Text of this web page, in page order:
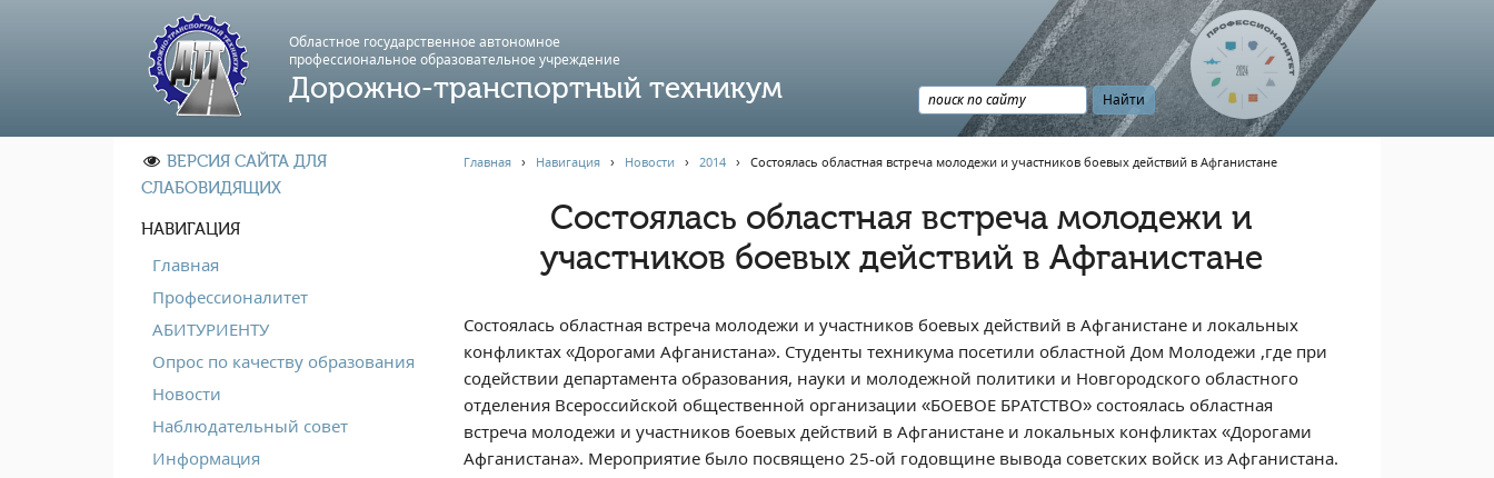
Областное государственное автономное
профессиональноe образовательное учреждение
Дорожно-транспортный техникум
ВЕРСИЯ САЙТА ДЛЯ
СЛАБОВИДЯЩИХ
НАВИГАЦИЯ
Главная
Профессионалитет
АБИТУРИЕНТУ
Опрос по качеству образования
Новости
Наблюдательный совет
Информация
Главная› Навигация› Новости › 2014› Cостоялась областная встреча молодежи и участников боевых действий в Афганистане
Cостоялась областная встреча молодежи и
участников боевых действий в Афганистане
Состоялась областная встреча молодежи и участников боевых действий в Афганистане и локальных
конфликтах «Дорогами Афганистана». Студенты техникума посетили областной Дом Молодежи ,где при
содействии департамента образования, науки и молодежной политики и Новгородского областного
отделения Всероссийской общественной организации «БОЕВОЕ БРАТСТВО» состоялась областная
встреча молодежи и участников боевых действий в Афганистане и локальных конфликтах «Дорогами
Афганистана». Мероприятие было посвящено 25-ой годовщине вывода советских войск из Афганистана.